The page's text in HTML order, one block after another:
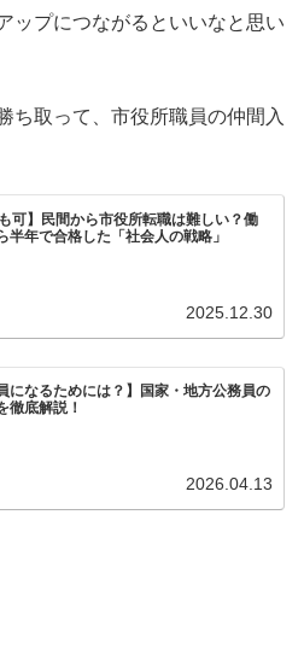
ップにつながるといいなと思い
ち取って、市役所職員の仲間入
も可】民間から市役所転職は難しい？働
半年で合格した「社会人の戦略」
2025.12.30
になるためには？】国家・地方公務員の
徹底解説！
2026.04.13